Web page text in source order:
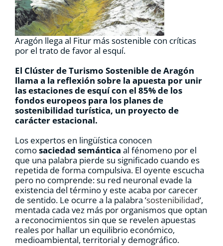
RECURSOS
NOTICIAS
CONTACTO
CARRITO
Aragón llega al Fitur más sostenible con críticas
por el trato de favor al esquí.
El Clúster de Turismo Sostenible de Aragón
llama a la reflexión sobre la apuesta por unir
las estaciones de esquí con el 85% de los
fondos europeos para los planes de
sostenibilidad turística, un proyecto de
carácter estacional.
Los expertos en lingüística conocen
comosaciedad semántica al fénomeno por el
que una palabra pierde su significado cuando es
repetida de forma compulsiva. El oyente escucha
pero no comprende: su red neuronal evade la
existencia del término y este acaba por carecer
de sentido. Le ocurre a la palabra ‘sostenibilidad‘,
mentada cada vez más por organismos que optan
a reconocimientos sin que se revelen apuestas
reales por hallar un equilibrio económico,
medioambiental, territorial y demográfico.